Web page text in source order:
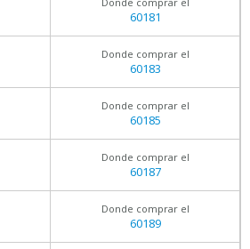
60181
Donde comprar el
60183
Donde comprar el
60185
Donde comprar el
60187
Donde comprar el
60189